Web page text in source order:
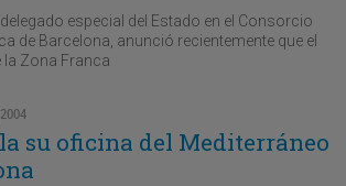
especial del Estado en el Consorcio
de Barcelona, anunció recientemente que el
la Zona Franca
su oficina del Mediterráneo